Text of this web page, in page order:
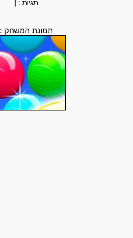
תגיות :
תמונת המשחק :